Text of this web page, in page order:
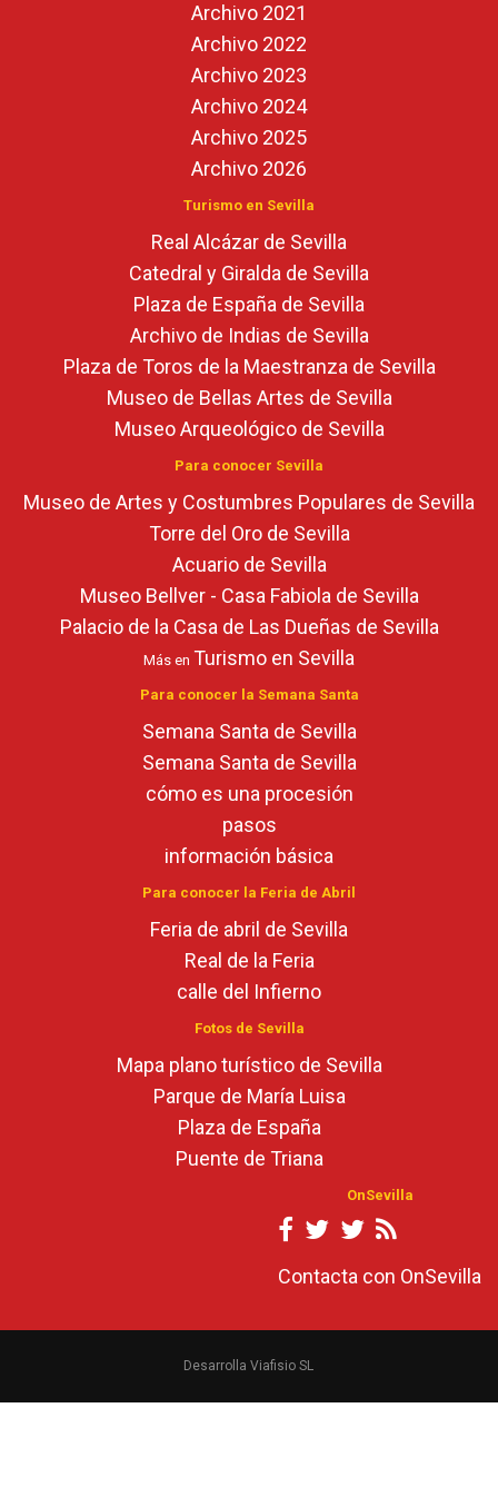
Archivo 2021
Archivo 2022
Archivo 2023
Archivo 2024
Archivo 2025
Archivo 2026
Turismo en Sevilla
Real Alcázar de Sevilla
Catedral y Giralda de Sevilla
Plaza de España de Sevilla
Archivo de Indias de Sevilla
Plaza de Toros de la Maestranza de Sevilla
Museo de Bellas Artes de Sevilla
Museo Arqueológico de Sevilla
Para conocer Sevilla
Museo de Artes y Costumbres Populares de Sevilla
Torre del Oro de Sevilla
Acuario de Sevilla
Museo Bellver - Casa Fabiola de Sevilla
Palacio de la Casa de Las Dueñas de Sevilla
Más en Turismo en Sevilla
Para conocer la Semana Santa
Semana Santa de Sevilla
Semana Santa de Sevilla
cómo es una procesión
pasos
información básica
Para conocer la Feria de Abril
Feria de abril de Sevilla
Real de la Feria
calle del Infierno
Fotos de Sevilla
Mapa plano turístico de Sevilla
Parque de María Luisa
Plaza de España
Puente de Triana
OnSevilla
Contacta con OnSevilla
Desarrolla Viafisio SL